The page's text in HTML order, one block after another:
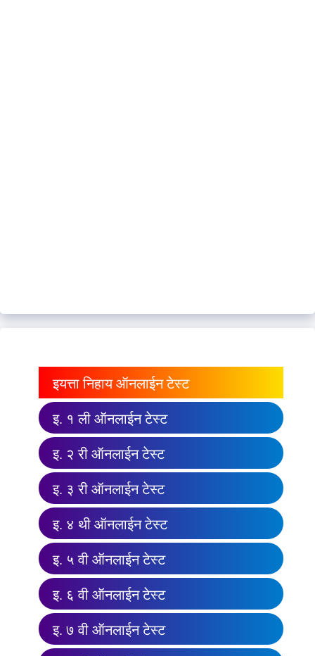
इयत्ता निहाय ऑनलाईन टेस्ट
इ. १ ली ऑनलाईन टेस्ट
इ. २ री ऑनलाईन टेस्ट
इ. ३ री ऑनलाईन टेस्ट
इ. ४ थी ऑनलाईन टेस्ट
इ. ५ वी ऑनलाईन टेस्ट
इ. ६ वी ऑनलाईन टेस्ट
इ. ७ वी ऑनलाईन टेस्ट